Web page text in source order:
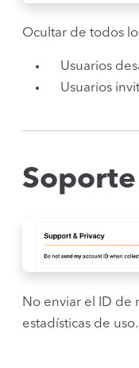
Ocultar de todos
Usuarios
Usuarios
No enviar el ID de
estadísticas de uso.